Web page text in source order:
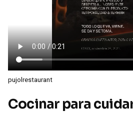
pujolrestaurant
Cocinar para